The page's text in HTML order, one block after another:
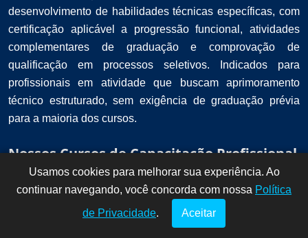
desenvolvimento de habilidades técnicas específicas, com
certificação aplicável a progressão funcional, atividades
complementares de graduação e comprovação de
qualificação em processos seletivos. Indicados para
profissionais em atividade que buscam aprimoramento
técnico estruturado, sem exigência de graduação prévia
para a maioria dos cursos.
Nossos Cursos de Capacitação Profissional
!
Dúvidas? Fale
conosco por
aqui!
Usamos cookies para melhorar sua experiência. Ao
continuar navegando, você concorda com nossa Política
de Privacidade. Aceitar